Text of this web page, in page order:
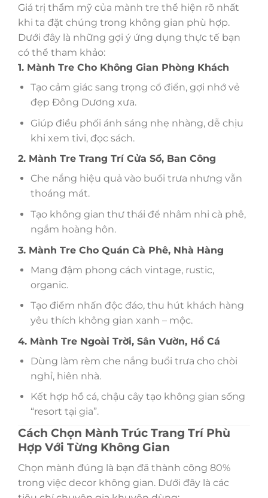
Giá trị thẩm mỹ của mành tre thể hiện rõ nhất
khi ta đặt chúng trong không gian phù hợp.
Dưới đây là những gợi ý ứng dụng thực tế bạn
có thể tham khảo:
1. Mành Tre Cho Không Gian Phòng Khách
Tạo cảm giác sang trọng cổ điển, gợi nhớ vẻ
đẹp Đông Dương xưa.
Giúp điều phối ánh sáng nhẹ nhàng, dễ chịu
khi xem tivi, đọc sách.
2. Mành Tre Trang Trí Cửa Sổ, Ban Công
Che nắng hiệu quả vào buổi trưa nhưng vẫn
thoáng mát.
Tạo không gian thư thái để nhâm nhi cà phê,
ngắm hoàng hôn.
3. Mành Tre Cho Quán Cà Phê, Nhà Hàng
Mang đậm phong cách vintage, rustic,
organic.
Tạo điểm nhấn độc đáo, thu hút khách hàng
yêu thích không gian xanh – mộc.
4. Mành Tre Ngoài Trời, Sân Vườn, Hồ Cá
Dùng làm rèm che nắng buổi trưa cho chòi
nghỉ, hiên nhà.
Kết hợp hồ cá, chậu cây tạo không gian sống
“resort tại gia”.
Cách Chọn Mành Trúc Trang Trí Phù
Hợp Với Từng Không Gian
Chọn mành đúng là bạn đã thành công 80%
trong việc decor không gian. Dưới đây là các